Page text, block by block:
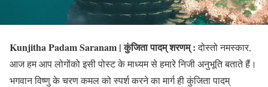
Kunjitha Padam Saranam | कुंजिता पादम् शरणम् :दोस्तो नमस्कार,
आज हम आप लोगोंको इसी पोस्ट के माध्यम से हमारे निजी अनुभूति बताते हैं।
भगवान विष्णु के चरण कमल को स्पर्श करने का मार्ग ही कुंजिता पादम्